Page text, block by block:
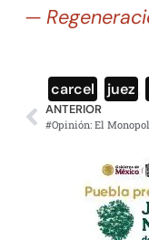
—
carcel juez
ANTERIOR